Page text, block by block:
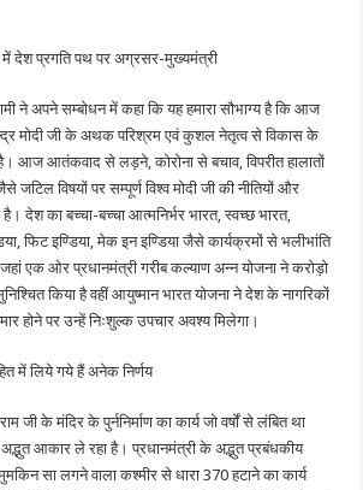
देश प्रगति पथ पर अग्रसर-मुख्यमंत्री
ने अपने सम्बोधन में कहा कि यह हमारा सौभाग्य है कि आज
मोदी जी के अथक परिश्रम एवं कुशल नेतृत्व से विकास के
आज आतंकवाद से लड़ने, कोरोना से बचाव, विपरीत हालातों
जटिल विषयों पर सम्पूर्ण विश्व मोदी जी की नीतियों और
देश का बच्चा-बच्चा आत्मनिर्भर भारत, स्वच्छ भारत,
फिट इण्डिया, मेक इन इण्डिया जैसे कार्यक्रमों से भलीभांति
एक ओर प्रधानमंत्री गरीब कल्याण अन्न योजना ने करोड़ो
किया है वहीं आयुष्मान भारत योजना ने देश के नागरिकों
होने पर उन्हें निःशुल्क उपचार अवश्य मिलेगा।
में लिये गये हैं अनेक निर्णय
जी के मंदिर के पुर्ननिर्माण का कार्य जो वर्षों से लंबित था
आकार ले रहा है। प्रधानमंत्री के अद्भुत प्रबंधकीय
सा लगने वाला कश्मीर से धारा 370 हटाने का कार्य